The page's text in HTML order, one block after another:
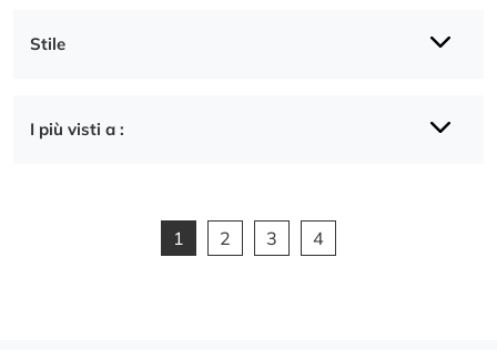
Stile
I più visti a :
1 2 3 4